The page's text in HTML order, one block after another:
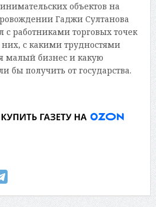
объектов на
Гаджи Султанова
с работниками торговых точек
них, с какими трудностями
малый бизнес и какую
бы получить от государства.